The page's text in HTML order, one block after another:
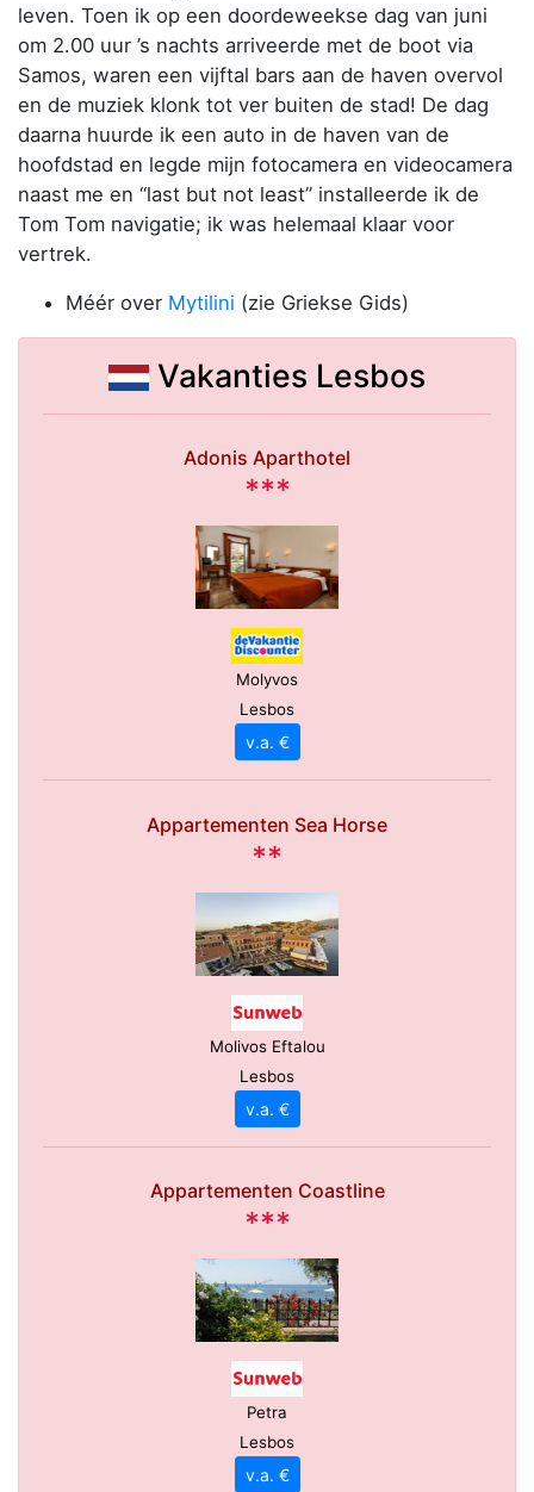
leven. Toen ik op een doordeweekse dag van juni
om 2.00 uur ’s nachts arriveerde met de boot via
Samos, waren een vijftal bars aan de haven overvol
en de muziek klonk tot ver buiten de stad! De dag
daarna huurde ik een auto in de haven van de
hoofdstad en legde mijn fotocamera en videocamera
naast me en “last but not least” installeerde ik de
Tom Tom navigatie; ik was helemaal klaar voor
vertrek.
Méér over Mytilini (zie Griekse Gids)
Vakanties Lesbos
Adonis Aparthotel
***
Molyvos
Lesbos
v.a. €
Appartementen Sea Horse
**
Molivos Eftalou
Lesbos
v.a. €
Appartementen Coastline
***
Petra
Lesbos
v.a. €